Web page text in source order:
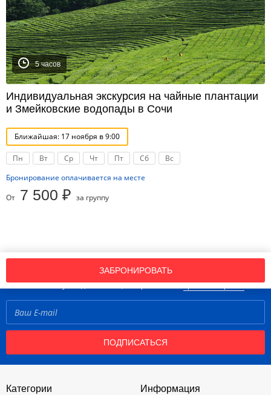
5 часов
Индивидуальная экскурсия на чайные плантации
и Змейковские водопады в Сочи
Ближайшая: 17 ноября в 9:00
Пн Вт Ср Чт Пт Сб
Вс
Бронирование оплачивается на месте
От 7 500 ₽ за группу
ЗАБРОНИРОВАТЬ
Подпишись на нашу рассылку новостей!
Нажимая кнопку «Подписаться», вы принимаетеправила портала
ПОДПИСАТЬСЯ
Категории Информация